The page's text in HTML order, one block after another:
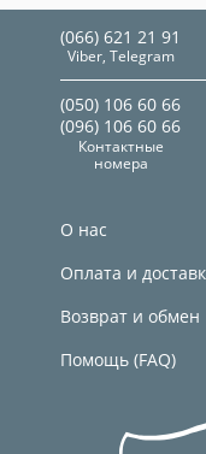
(066) 621 21 91
Viber, Telegram
(050) 106 60 66
(096) 106 60 66
Контактные
номера
О нас
Оплата и
Возврат и обмен
Помощь (FAQ)